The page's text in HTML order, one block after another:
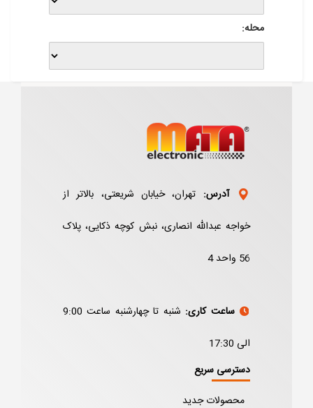
محله:
آدرس: تهران، خیابان شریعتی، بالاتر از
خواجه عبدالله انصاری، نبش کوچه ذکایی، پلاک
56 واحد 4
ساعت کاری:
شنبه تا چهارشنبه ساعت 9:00
الی 17:30
دسترسی سریع
محصولات جدید